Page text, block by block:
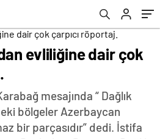
evliliğine dair çok
mesajında “ Dağlık
bölgeler Azerbaycan
bir parçasıdır” dedi. İstifa